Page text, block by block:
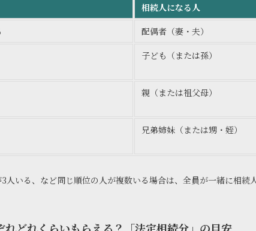
相続人になる人
配偶者（妻・夫）
子ども（または孫）
親（または祖父母）
兄弟姉妹（または甥・姪）
人いる、など同じ順位の人が複数いる場合は、全員が一緒に相続
れどれくらいもらえる？「法定相続分」の目安